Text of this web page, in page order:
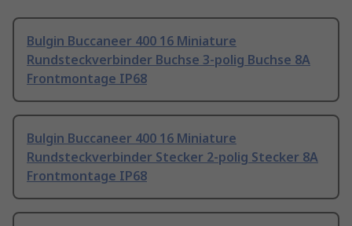
Bulgin Buccaneer 400 16 Miniature
Rundsteckverbinder Buchse 3-polig Buchse 8A
Frontmontage IP68
Bulgin Buccaneer 400 16 Miniature
Rundsteckverbinder Stecker 2-polig Stecker 8A
Frontmontage IP68